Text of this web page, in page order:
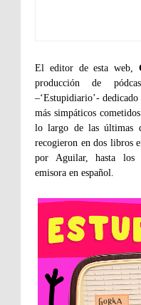
El editor de esta web,
producción de
–‘Estupidiario’-
más simpáticos
lo largo de las últimas
recogieron en dos libros
por Aguilar, hasta los
emisora en español.